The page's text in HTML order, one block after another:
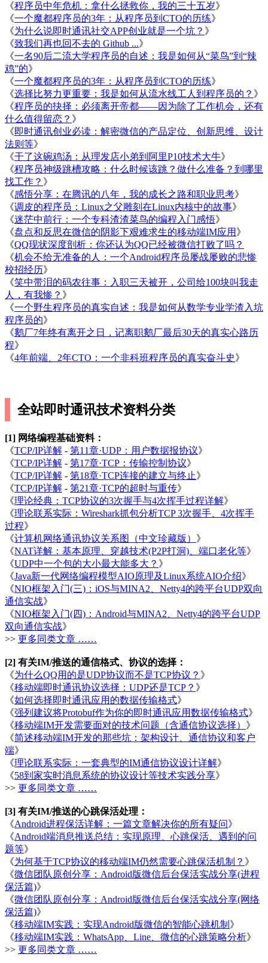
《程序员中年危机：拿什么拯救你，我的三十五岁》
《一个魔都程序员的3年：从程序员到CTO的历练》
《为什么说即时通讯社交APP创业就是一个坑？ 》
《致我们再也回不去的 Github ...》
《一名90后二流大学程序员的自述：我是如何从“菜鸟”到“辣
鸡”的》
《一个魔都程序员的3年：从程序员到CTO的历练》
《选择比努力更重要：我是如何从流水线工人到程序员的？ 》
《程序员的抉择：必须离开帝都——因为除了工作机会，还有
什么值得留恋？ 》
《即时通讯创业必读：解密微信的产品定位、创新思维、设计
法则等》
《干了这碗鸡汤：从理发店小弟到阿里P10技术大牛》
《程序员神级跳槽攻略：什么时候该跳？做什么准备？到哪里
找工作？ 》
《感悟分享：在腾讯的八年，我的成长之路和职业思考》
《调皮的程序员：Linux之父雕刻在Linux内核中的故事》
《迷茫中前行：一个专科渣渣菜鸟的编程入门感悟》
《盘点和反思在微信的阴影下艰难求生的移动端IM应用 》
《QQ现状深度剖析：你还认为QQ已经被微信打败了吗？
《机会不给无准备的人：一个Android程序员屡战屡败的悲惨
校招经历》
《笑中带泪的码农往事：入职三天被开，公司给100块叫我走
人，有我惨？ 》
《一个野生程序员的真实自述：我是如何从数学专业学渣入坑
程序员的》
《鹅厂7年终有离开之日，记离职鹅厂最后30天的真实心路历
程》
《4年前端、2年CTO：一个非科班程序员的真实奋斗史》
全站即时通讯技术资料分类
[1] 网络编程基础资料：
《TCP/IP详解 - 第11章·UDP：用户数据报协议》
《TCP/IP详解 - 第17章·TCP：传输控制协议》
《TCP/IP详解 - 第18章·TCP连接的建立与终止》
《TCP/IP详解 - 第21章·TCP的超时与重传》
《理论经典：TCP协议的3次握手与4次挥手过程详解》
《理论联系实际：Wireshark抓包分析TCP 3次握手、4次挥手
过程》
《计算机网络通讯协议关系图（中文珍藏版） 》
《NAT详解：基本原理、穿越技术(P2P打洞)、端口老化等》
《UDP中一个包的大小最大能多大？ 》
《Java新一代网络编程模型AIO原理及Linux系统AIO介绍》
《NIO框架入门(三)：iOS与MINA2、Netty4的跨平台UDP双向
通信实战》
《NIO框架入门(四)：Android与MINA2、Netty4的跨平台UDP
双向通信实战》
>> 更多同类文章 ……
[2] 有关IM/推送的通信格式、协议的选择：
《为什么QQ用的是UDP协议而不是TCP协议？ 》
《移动端即时通讯协议选择：UDP还是TCP？ 》
《如何选择即时通讯应用的数据传输格式》
《强列建议将Protobuf作为你的即时通讯应用数据传输格式》
《移动端IM开发需要面对的技术问题（含通信协议选择） 》
《简述移动端IM开发的那些坑：架构设计、通信协议和客户
端》
《理论联系实际：一套典型的IM通信协议设计详解》
《58到家实时消息系统的协议设计等技术实践分享》
>> 更多同类文章 ……
[3] 有关IM/推送的心跳保活处理：
《Android进程保活详解：一篇文章解决你的所有疑问》
《Android端消息推送总结：实现原理、心跳保活、遇到的问
题等》
《为何基于TCP协议的移动端IM仍然需要心跳保活机制？ 》
《微信团队原创分享：Android版微信后台保活实战分享(进程
保活篇)》
《微信团队原创分享：Android版微信后台保活实战分享(网络
保活篇)》
《移动端IM实践：实现Android版微信的智能心跳机制 》
《移动端IM实践：WhatsApp、Line、微信的心跳策略分析》
>> 更多同类文章 ……